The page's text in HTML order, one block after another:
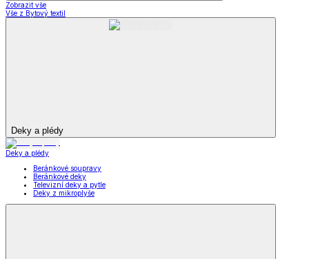
Zobrazit vše
Vše z Bytový textil
Deky a plédy
Deky a plédy
Beránkové soupravy
Beránkové deky
Televizní deky a pytle
Deky z mikroplyše